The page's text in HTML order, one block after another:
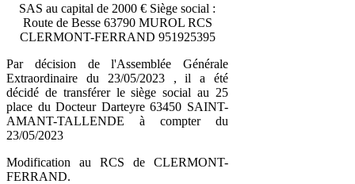
SAS au capital de 2000 € Siège social :
Route de Besse 63790 MUROL RCS
CLERMONT-FERRAND 951925395
Par décision de l'Assemblée Générale
Extraordinaire du 23/05/2023 , il a été
décidé de transférer le siège social au 25
place du Docteur Darteyre 63450 SAINT-
AMANT-TALLENDE à compter du
23/05/2023
Modification au RCS de CLERMONT-
FERRAND.